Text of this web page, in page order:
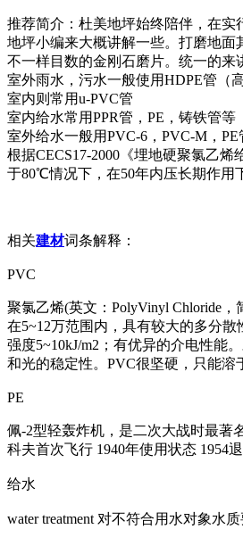
推荐简介：杜美地坪始终陪伴，在
地坪小编来大概讲解一些。打磨地
不一样目数的金刚石磨片。统一的来
室外雨水，污水一般使用HDPE管（
室内则常用u-PVC管
室内给水常用PPR管，PE，铸铁管等
室外给水一般用PVC-6，PVC-M，PE
根据CECS17-2000《埋地硬聚氯乙烯
于80℃情况下，在50年内压长期作用
相关建材词条解释：
PVC
聚氯乙烯(英文：PolyVinyl Chloride
在5~12万范围内，具有较大的多分
强度5~10kJ/m2；有优异的介电性能
和光的稳定性。PVC很坚硬，只能溶
PE
佩-2型轻轰炸机，是二次大战时最著
科夫首次飞行 1940年使用状态 1954
给水
water treatment 对不符合用水对象水